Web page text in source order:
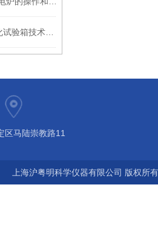
区马陆崇教路11
上海沪粤明科学仪器有限公司 版权所